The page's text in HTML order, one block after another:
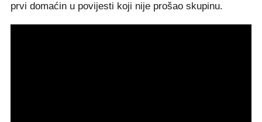
prvi domaćin u povijesti koji nije prošao skupinu.